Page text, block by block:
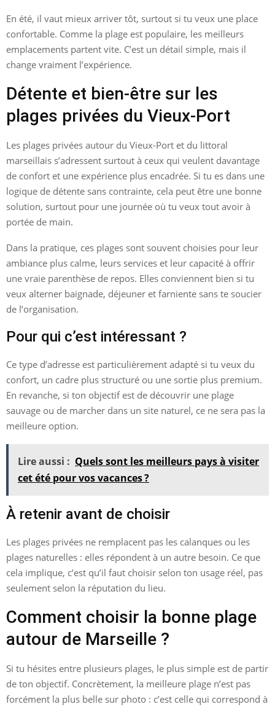
En été, il vaut mieux arriver tôt, surtout si tu veux une place
confortable. Comme la plage est populaire, les meilleurs
emplacements partent vite. C’est un détail simple, mais il
change vraiment l’expérience.
Détente et bien-être sur les
plages privées du Vieux-Port
Les plages privées autour du Vieux-Port et du littoral
marseillais s’adressent surtout à ceux qui veulent davantage
de confort et une expérience plus encadrée. Si tu es dans une
logique de détente sans contrainte, cela peut être une bonne
solution, surtout pour une journée où tu veux tout avoir à
portée de main.
Dans la pratique, ces plages sont souvent choisies pour leur
ambiance plus calme, leurs services et leur capacité à offrir
une vraie parenthèse de repos. Elles conviennent bien si tu
veux alterner baignade, déjeuner et farniente sans te soucier
de l’organisation.
Pour qui c’est intéressant ?
Ce type d’adresse est particulièrement adapté si tu veux du
confort, un cadre plus structuré ou une sortie plus premium.
En revanche, si ton objectif est de découvrir une plage
sauvage ou de marcher dans un site naturel, ce ne sera pas la
meilleure option.
Lire aussi : Quels sont les meilleurs pays à visiter
cet été pour vos vacances ?
À retenir avant de choisir
Les plages privées ne remplacent pas les calanques ou les
plages naturelles : elles répondent à un autre besoin. Ce que
cela implique, c’est qu’il faut choisir selon ton usage réel, pas
seulement selon la réputation du lieu.
Comment choisir la bonne plage
autour de Marseille ?
Si tu hésites entre plusieurs plages, le plus simple est de partir
de ton objectif. Concrètement, la meilleure plage n’est pas
forcément la plus belle sur photo : c’est celle qui correspond à